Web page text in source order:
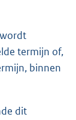
termijn of,
binnen
dit